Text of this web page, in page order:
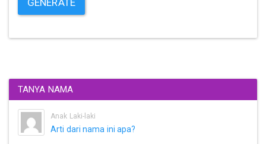
TANYA NAMA
Anak Laki-laki
Arti dari nama ini apa?